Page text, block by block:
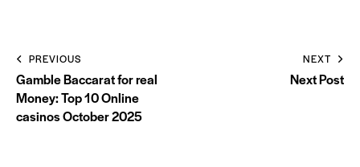
PREVIOUS
Gamble Baccarat for real
Money: Top 10 Online
casinos October 2025
NEXT
Next Post